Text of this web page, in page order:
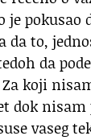
je pokusao
da to,
da
koji
dok
vaseg